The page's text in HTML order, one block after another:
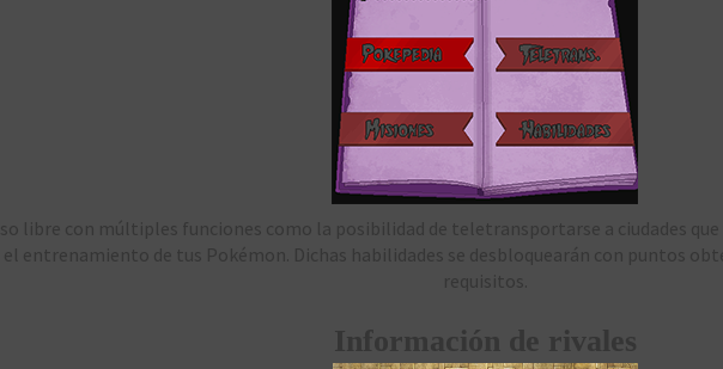
libre con múltiples funciones como la posibilidad de teletransportarse a ciudades que
entrenamiento de tus Pokémon. Dichas habilidades se desbloquearán con puntos
requisitos.
Información de rivales